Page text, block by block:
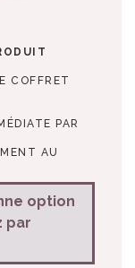
COFFRET
PAR
AU
option
par